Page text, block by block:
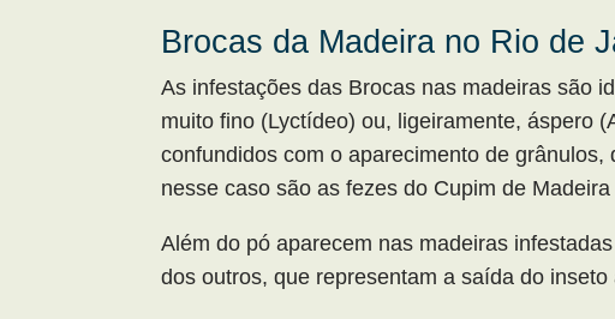
Brocas da Madeira no Rio de
As infestações das Brocas nas madeiras são
muito fino (Lyctídeo) ou, ligeiramente, áspero
confundidos com o aparecimento de
nesse caso são as fezes do Cupim de Madeira
Além do pó aparecem nas madeiras
dos outros, que representam a saída do